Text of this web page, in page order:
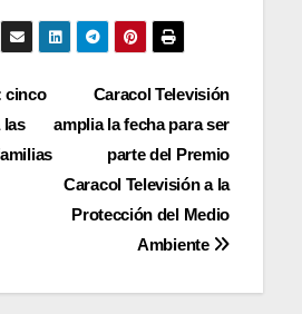
Caracol Televisión
amplia la fecha para ser
parte del Premio
Caracol Televisión a la
Protección del Medio
Ambiente
cinco
las